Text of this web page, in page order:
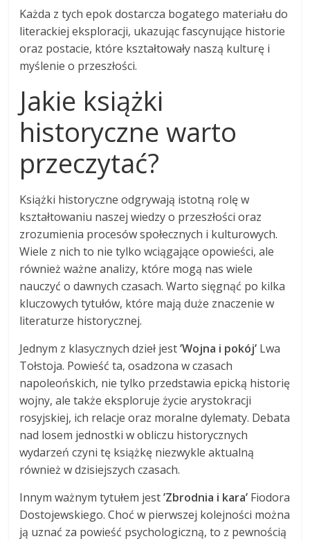
Każda z tych epok dostarcza bogatego materiału do
literackiej eksploracji, ukazując fascynujące historie
oraz postacie, które kształtowały naszą kulturę i
myślenie o przeszłości.
Jakie książki
historyczne warto
przeczytać?
Książki historyczne odgrywają istotną rolę w
kształtowaniu naszej wiedzy o przeszłości oraz
zrozumienia procesów społecznych i kulturowych.
Wiele z nich to nie tylko wciągające opowieści, ale
również ważne analizy, które mogą nas wiele
nauczyć o dawnych czasach. Warto sięgnąć po kilka
kluczowych tytułów, które mają duże znaczenie w
literaturze historycznej.
Jednym z klasycznych dzieł jest’Wojna i pokój’ Lwa
Tołstoja. Powieść ta, osadzona w czasach
napoleońskich, nie tylko przedstawia epicką historię
wojny, ale także eksploruje życie arystokracji
rosyjskiej, ich relacje oraz moralne dylematy. Debata
nad losem jednostki w obliczu historycznych
wydarzeń czyni tę książkę niezwykle aktualną
również w dzisiejszych czasach.
Innym ważnym tytułem jest’Zbrodnia i kara’ Fiodora
Dostojewskiego. Choć w pierwszej kolejności można
ją uznać za powieść psychologiczną, to z pewnością